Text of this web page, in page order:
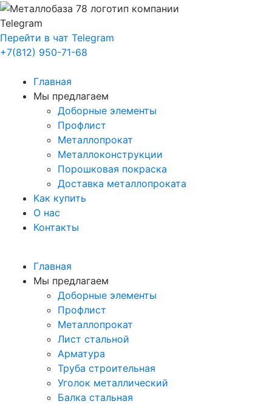
Telegram
Перейти в чат Telegram
+7(812) 950-71-68
Главная
Мы предлагаем
Доборные элементы
Профлист
Металлопрокат
Металлоконструкции
Порошковая покраска
Доставка металлопроката
Как купить
О нас
Контакты
Главная
Мы предлагаем
Доборные элементы
Профлист
Металлопрокат
Лист стальной
Арматура
Труба строительная
Уголок металлический
Балка стальная